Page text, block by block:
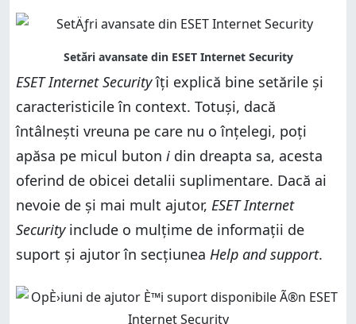
ESET Internet Securityîți explică bine setările și
caracteristicile în context. Totuși, dacă
întâlnești vreuna pe care nu o înțelegi, poți
apăsa pe micul buton i din dreapta sa, acesta
oferind de obicei detalii suplimentare. Dacă ai
nevoie de și mai mult ajutor, ESET Internet
Securityinclude o mulțime de informații de
suport și ajutor în secțiunea Help and support.